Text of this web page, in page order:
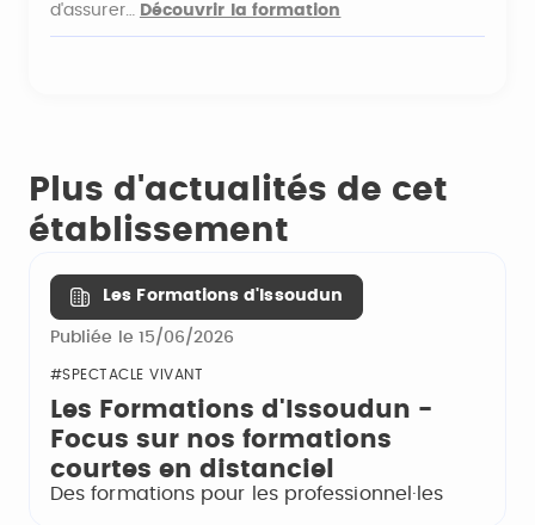
d'assurer…
Découvrir la formation
Plus d'actualités de cet
établissement
Les Formations d'Issoudun
Publiée le 15/06/2026
#SPECTACLE VIVANT
Les Formations d'Issoudun -
Focus sur nos formations
courtes en distanciel
Des formations pour les professionnel·les